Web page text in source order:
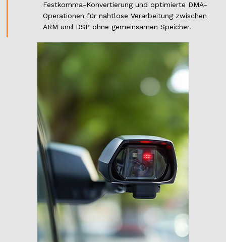
Festkomma-Konvertierung und optimierte DMA-
Operationen für nahtlose Verarbeitung zwischen
ARM und DSP ohne gemeinsamen Speicher.